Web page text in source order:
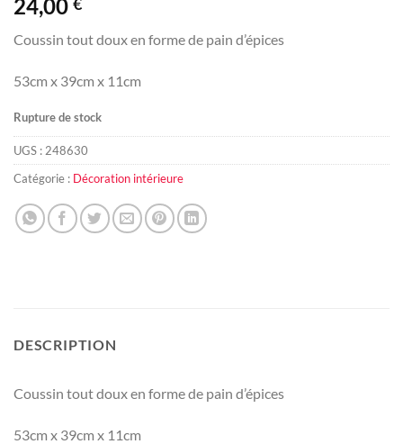
24,00
Coussin tout doux en forme de pain d’épices
53cm x 39cm x 11cm
Rupture de stock
UGS : 248630
Catégorie : Décoration intérieure
DESCRIPTION
Coussin tout doux en forme de pain d’épices
53cm x 39cm x 11cm